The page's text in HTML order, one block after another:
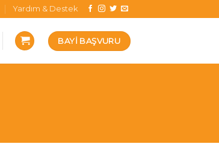
Yardım & Destek
BAYI BAŞVURU